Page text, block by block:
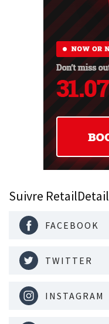
Suivre RetailDetail
FACEBOOK
TWITTER
INSTAGRAM